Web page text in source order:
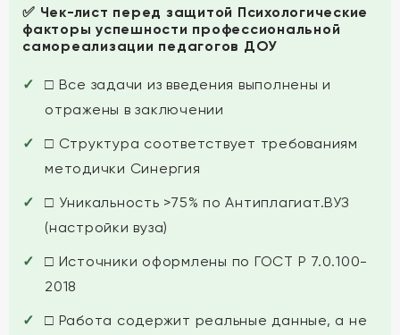
✅ Чек-лист перед защитой Психологические
факторы успешности профессиональной
самореализации педагогов ДОУ
□ Все задачи из введения выполнены и
отражены в заключении
□ Структура соответствует требованиям
методички Синергия
□ Уникальность >75% по Антиплагиат.ВУЗ
(настройки вуза)
□ Источники оформлены по ГОСТ Р 7.0.100-
2018
□ Работа содержит реальные данные, а не